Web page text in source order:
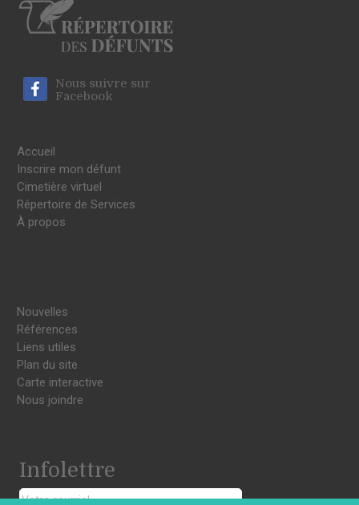
Nous suivre sur
Facebook
Accueil
Inscrire mon défunt
Cimetière virtuel
Répertoire de Services
À propos
Nouvelles
Références
Liens utiles
Plan du site
Carte interactive
Nous joindre
Infolettre